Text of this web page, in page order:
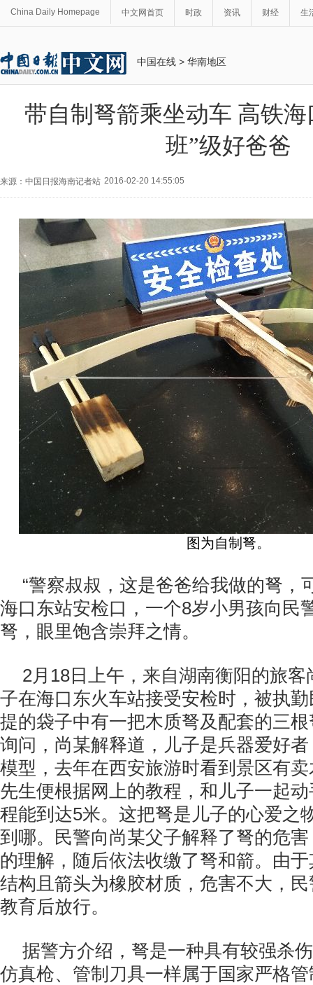
China Daily Homepage 中文网首页 时政 资讯 财经 生
中国在线 > 华南地区
带自制弩箭乘坐动车 高铁海
班”级好爸爸
来源：中国日报海南记者站 2016-02-20 14:55:05
图为自制弩。
“警察叔叔，这是爸爸给我做的弩，
海口东站安检口，一个8岁小男孩向民
弩，眼里饱含崇拜之情。
2月 18日上午，来自湖南衡阳的旅客
子在海口东火车站接受安检时，被执
提的袋子中有一把木质弩及配套的三
询问，尚某解释道，儿子是兵器爱好
模型，去年在西安旅游时看到景区有
先生便根据网上的教程，和儿子一起
程能到达5米。这把弩是儿子的心爱之
到哪。民警向尚某父子解释了弩的危
的理解，随后依法收缴了弩和箭。由
结构且箭头为橡胶材质，危害不大，
教育后放行。
据警方介绍，弩是一种具有较强杀
仿真枪、管制刀具一样属于国家严格